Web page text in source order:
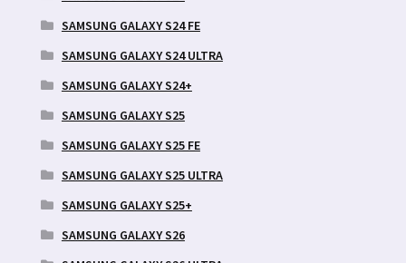
SAMSUNG GALAXY S24 FE
SAMSUNG GALAXY S24 ULTRA
SAMSUNG GALAXY S24+
SAMSUNG GALAXY S25
SAMSUNG GALAXY S25 FE
SAMSUNG GALAXY S25 ULTRA
SAMSUNG GALAXY S25+
SAMSUNG GALAXY S26